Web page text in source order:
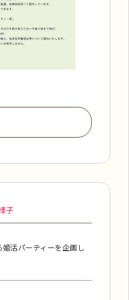
子
活パーティーを企画し